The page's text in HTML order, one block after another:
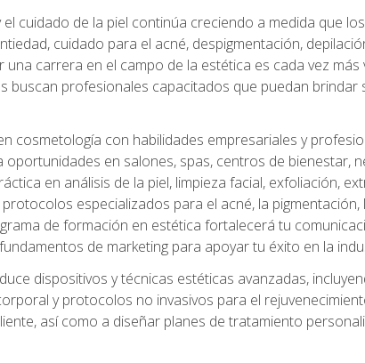
el cuidado de la piel continúa creciendo a medida que
cuidado para el acné, despigmentación,
carrera en el campo de la estética es cada vez
buscan profesionales capacitados que puedan
cosmetología con habilidades empresariales y
en salones, spas, centros de bienestar,
en análisis de la piel, limpieza facial, exfoliación,
especializados para el acné, la
de formación en estética fortalecerá tu
de marketing para apoyar tu éxito en la
dispositivos y técnicas estéticas avanzadas,
y protocolos no invasivos para el
así como a diseñar planes de tratamiento